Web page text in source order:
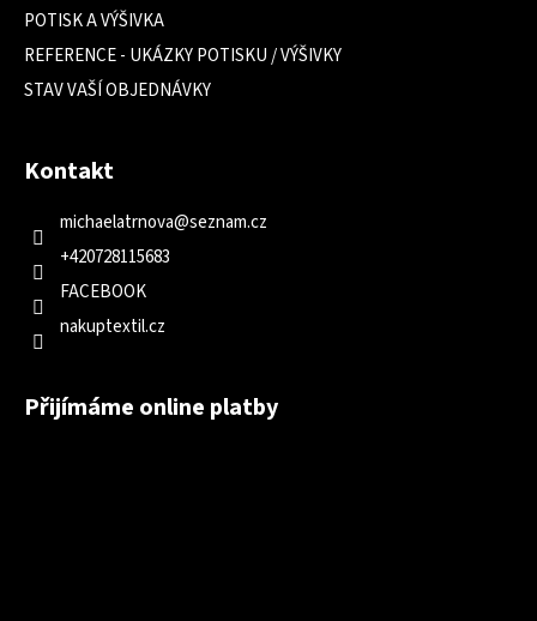
POTISK A VÝŠIVKA
REFERENCE - UKÁZKY POTISKU / VÝŠIVKY
STAV VAŠÍ OBJEDNÁVKY
Kontakt
michaelatrnova@seznam.cz
+420728115683
FACEBOOK
nakuptextil.cz
Přijímáme online platby